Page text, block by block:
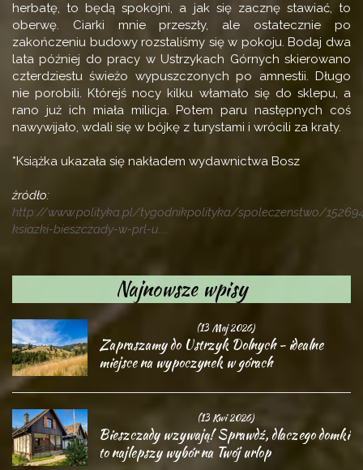
herbatę, to będą spokojni, a jak się zacznę stawiać, to
oberwę. Ciarki mnie przeszły, ale ostatecznie po
zakończeniu budowy rozstaliśmy się w pokoju. Bodaj dwa
lata później do pracy w Ustrzykach Górnych skierowano
czterdziestu świeżo wypuszczonych po amnestii. Długo
nie porobili. Którejś nocy kilku włamało się do sklepu, a
rano już ich miała milicja. Potem paru następnych coś
nawywijało, wdali się w bójkę z turystami i wrócili za kraty.
*Książka ukazała się nakładem wydawnictwa Bosz
żródło:
http://www.polityka.pl/tygodnikpolityka/spoleczenstwo/
ksiazki-bieszczady-w-prl-u....
Najnowsze wpisy
(13 Maj 2026)
Zapraszamy do Ustrzyk Dolnych - idealne
miejsce na wypoczynek w górach
(13 Kwi 2026)
Bieszczady wzywają! Sprawdź, dlaczego domki
to najlepszy wybór na Twój urlop